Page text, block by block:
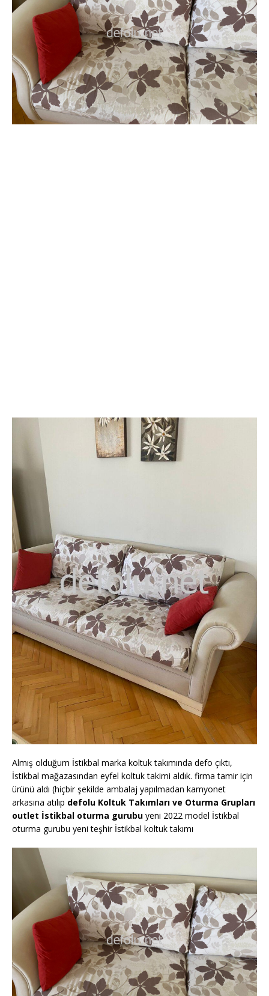
Almış olduğum İstikbal marka koltuk takımında defo çıktı,
İstikbal mağazasından eyfel koltuk takimi aldık. firma tamir için
ürünü aldı (hiçbir şekilde ambalaj yapılmadan kamyonet
arkasına atılıp defolu Koltuk Takımları ve Oturma Grupları
outlet İstikbal oturma gurubu yeni 2022 model İstikbal
oturma gurubu yeni teşhir İstikbal koltuk takımı